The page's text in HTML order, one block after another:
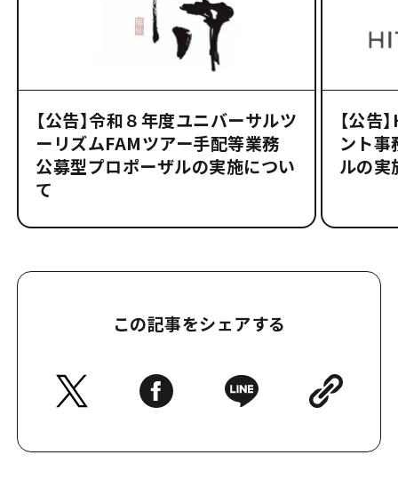
【公告】令和８年度ユニバーサルツ
ーリズムFAMツアー手配等業務
公募型プロポーザルの実施につい
て
【公告
ント事
ルの実
この記事をシェアする